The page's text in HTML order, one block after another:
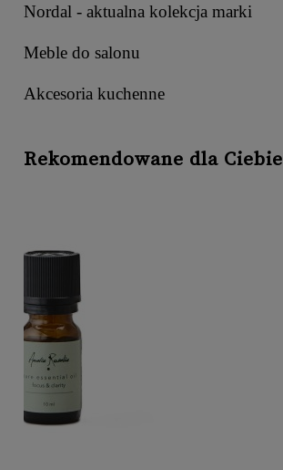
Nordal - aktualna kolekcja marki
Meble do salonu
Akcesoria kuchenne
Rekomendowane dla Ciebie